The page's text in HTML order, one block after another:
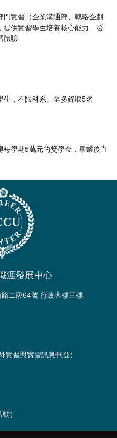
實習（企業溝通部、戰略企劃
供實習學生培養核心能力、發
體驗
，不限科系。至多錄取5名
學期5萬元的獎學金，畢業後直
涯發展中心
二段64號 行政大樓三樓
習與實習訊息刊登）
）